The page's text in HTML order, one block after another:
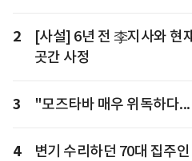
2
[사설] 6년 전 李지사와 현
곳간 사정
3 "모즈타바 매우 위독하다
4
변기 수리하던 70대 집주